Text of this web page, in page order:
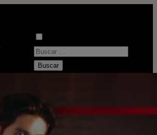
B
a
r